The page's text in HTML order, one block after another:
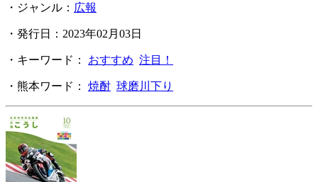
・ジャンル： 広報
・発行日：2023年02月03日
・キーワード： おすすめ 注目！
・熊本ワード： 焼酎 球磨川下り